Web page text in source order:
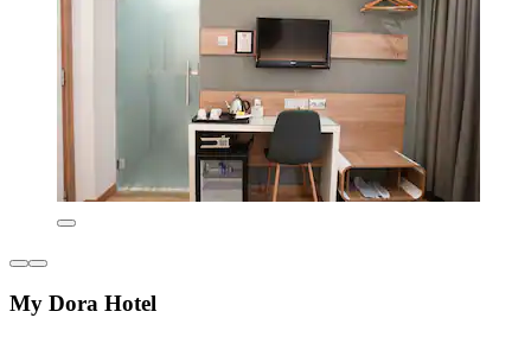
My Dora Hotel